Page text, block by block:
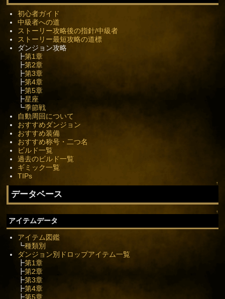
初心者ガイド
中級者への道
ストーリー攻略後の指針/中級者
ストーリー最短攻略の道標
ダンジョン攻略
┣第1章
┣第2章
┣第3章
┣第4章
┣第5章
┣星座
┗季節戦
自動周回について
おすすめダンジョン
おすすめ装備
おすすめ称号・二つ名
ビルド一覧
過去のビルド一覧
ギミック一覧
TIPs
↑
データベース
↑
アイテムデータ
アイテム図鑑
┗種類別
ダンジョン別ドロップアイテム一覧
┣第1章
┣第2章
┣第3章
┣第4章
┣第5章